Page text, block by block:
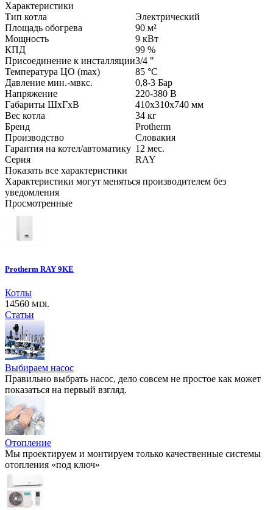
Характеристики
Тип котла
Электрический
Площадь обогрева
90 м²
Мощность
9 кВт
КПД
99 %
Присоединение к инсталляции3/4 "
Температура ЦO (max)
85 °C
Давление мин.-мвкс.
0,8-3 Бар
Напряжение
220-380 В
Габариты ШхГхВ
410х310х740 мм
Вес котла
34 кг
Бренд
Protherm
Производство
Словакия
Гарантия на котел/автоматику 12 мес.
Серия
RAY
Показать все характеристики
Характеристики могут меняться производителем без
уведомления
Просмотренные
Protherm RAY 9KE
Котлы
14560 MDL
Статьи
Выбираем насос
Правильно выбрать насос, дело совсем не простое как может
показаться на первый взгляд.
Отопление
Мы проектируем и монтируем только качественные системы
отопления «под ключ»